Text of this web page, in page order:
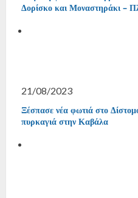
Δορίσκο και Μοναστηράκι –
21/08/2023
Ξέσπασε νέα φωτιά στο
πυρκαγιά στην Καβάλα